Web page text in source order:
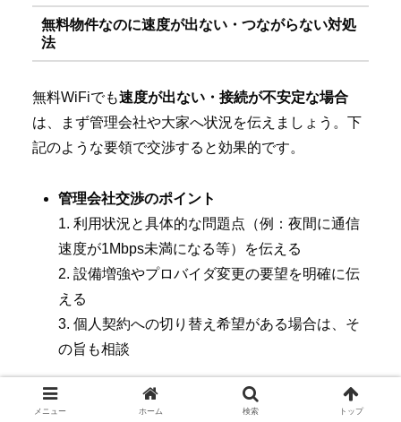
無料物件なのに速度が出ない・つながらない対処
法
無料WiFiでも速度が出ない・接続が不安定な場合
は、まず管理会社や大家へ状況を伝えましょう。下
記のような要領で交渉すると効果的です。
管理会社交渉のポイント
1. 利用状況と具体的な問題点（例：夜間に通信
速度が1Mbps未満になる等）を伝える
2. 設備増強やプロバイダ変更の要望を明確に伝
える
3. 個人契約への切り替え希望がある場合は、そ
の旨も相談
また、プロバイダや回線会社への直接問い合わせ
メニュー ホーム 検索 トップ